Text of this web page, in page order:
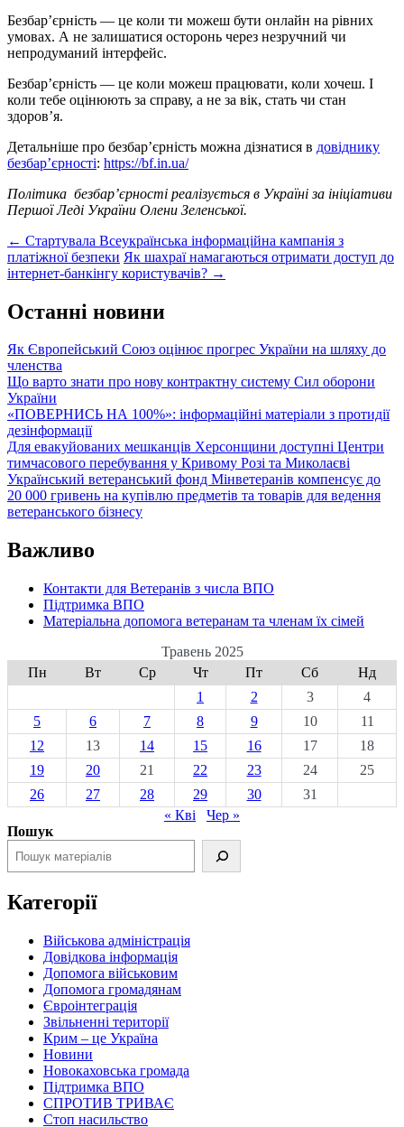
Безбар’єрність — це коли ти можеш бути онлайн на рівних
умовах. А не залишатися осторонь через незручний чи
непродуманий інтерфейс.
Безбар’єрність — це коли можеш працювати, коли хочеш. І
коли тебе оцінюють за справу, а не за вік, стать чи стан
здоров’я.
Детальніше про безбар’єрність можна дізнатися в довіднику
безбар’єрності: https://bf.in.ua/
Політика безбар’єрності реалізується в Україні за ініціативи
Першої Леді України Олени Зеленської.
Post
navigation
← Стартувала Всеукраїнська інформаційна кампанія з
платіжної безпеки Як шахраї намагаються отримати доступ до
інтернет-банкінгу користувачів? →
Останні новини
Як Європейський Союз оцінює прогрес України на шляху до
членства
Що варто знати про нову контрактну систему Сил оборони
України
«ПОВЕРНИСЬ НА 100%»: інформаційні матеріали з протидії
дезінформації
Для евакуйованих мешканців Херсонщини доступні Центри
тимчасового перебування у Кривому Розі та Миколаєві
Український ветеранський фонд Мінветеранів компенсує до
20 000 гривень на купівлю предметів та товарів для ведення
ветеранського бізнесу
Важливо
Контакти для Ветеранів з числа ВПО
Підтримка ВПО
Матеріальна допомога ветеранам та членам їх сімей
Травень 2025
Пн
Вт Ср Чт Пт Сб
Нд
1
2 3
4
5
6 7 8 9 10
11
12
13 14 15 16 17
18
19
20 21 22 23 24
25
26
27 28 29 30
31
« Кві
Чер »
Пошук
Категорії
Військова адміністрація
Довідкова інформація
Допомога військовим
Допомога громадянам
Євроінтеграція
Звільненні території
Крим – це Україна
Новини
Новокаховська громада
Підтримка ВПО
СПРОТИВ ТРИВАЄ
Стоп насильство